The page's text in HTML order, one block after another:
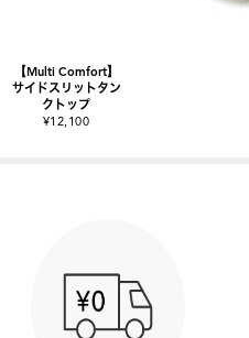
【Multi Comfort】
サイドスリットタン
クトップ
¥12,100